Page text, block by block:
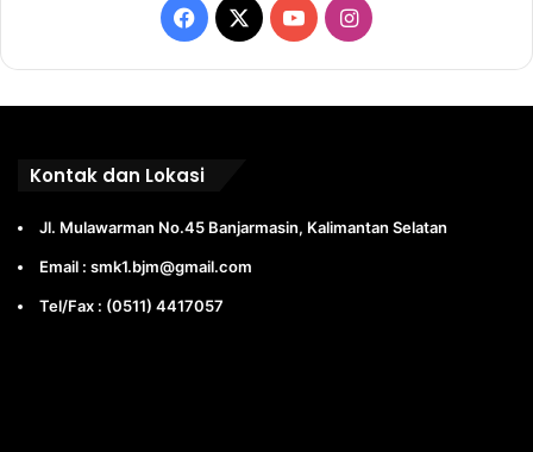
Facebook
X YouTubeInstagram
Kontak dan Lokasi
Jl. Mulawarman No.45 Banjarmasin, Kalimantan Selatan
Email : smk1.bjm@gmail.com
Tel/Fax : (0511) 4417057